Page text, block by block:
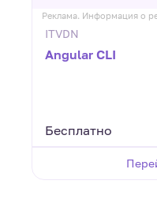
Реклама. Информация о
ITVDN
Angular CLI
Бесплатно